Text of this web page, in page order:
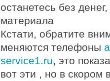
останетесь без
материала
Кстати, обратите
меняются телефоны
service1.ru, это
вот эти , но в скором